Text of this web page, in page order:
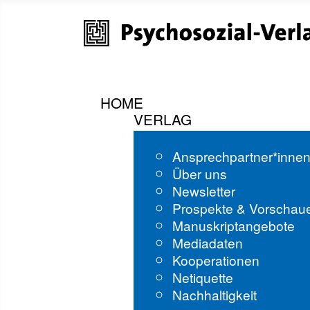
HOME
VERLAG
Über uns
Newsletter
Prospekte &
Manuskriptangebote
Mediadaten
Kooperationen
Netiquette
Nachhaltigkeit